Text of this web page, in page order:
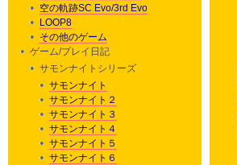
空の軌跡SC Evo/3rd Evo
LOOP8
その他のゲーム
ゲーム/プレイ日記
サモンナイトシリーズ
サモンナイト
サモンナイト２
サモンナイト３
サモンナイト４
サモンナイト５
サモンナイト６